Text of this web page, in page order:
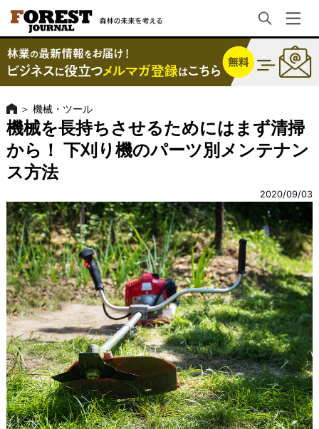
＞ 機械・ツール
機械を長持ちさせるためにはまず清掃
から！ 下刈り機のパーツ別メンテナン
ス方法
2020/09/03